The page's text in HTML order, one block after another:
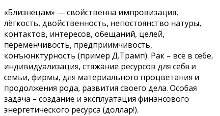
«Близнецам» — свойственна импровизация,
лёгкость, двойственность, непостоянство натуры,
контактов, интересов, обещаний, целей,
переменчивость, предприимчивость,
конъюнктурность (пример Д.Трамп). Рак – всё в себе,
индивидуализация, стяжание ресурсов для себя и
семьи, фирмы, для материального процветания и
продолжения рода, развития своего дела. Особая
задача – создание и эксплуатация финансового
энергетического ресурса (доллар!).